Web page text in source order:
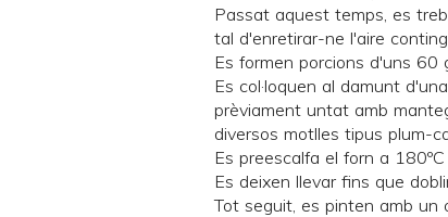
Passat aquest temps, es
tal d'enretirar-ne l'aire
Es formen porcions d'uns 60
Es col·loquen al damunt
prèviament untat amb
diversos motlles tipus plum-
Es preescalfa el forn a 180ºC
Es deixen llevar fins que
Tot seguit, es pinten amb un